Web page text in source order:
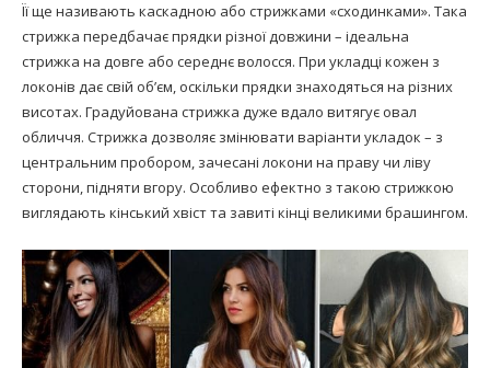
Її ще називають каскадною або стрижками «сходинками». Така
стрижка передбачає прядки різної довжини – ідеальна
стрижка на довге або середнє волосся. При укладці кожен з
локонів дає свій об’єм, оскільки прядки знаходяться на різних
висотах. Градуйована стрижка дуже вдало витягує овал
обличчя. Стрижка дозволяє змінювати варіанти укладок – з
центральним пробором, зачесані локони на праву чи ліву
сторони, підняти вгору. Особливо ефектно з такою стрижкою
виглядають кінський хвіст та завиті кінці великими брашингом.